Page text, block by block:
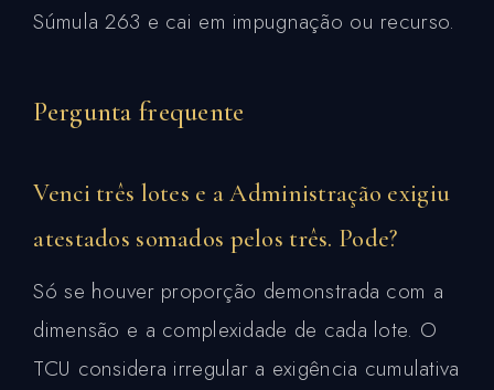
Súmula 263 e cai em impugnação ou recurso.
Pergunta frequente
Venci três lotes e a Administração exigiu
atestados somados pelos três. Pode?
Só se houver proporção demonstrada com a
dimensão e a complexidade de cada lote. O
TCU considera irregular a exigência cumulativa